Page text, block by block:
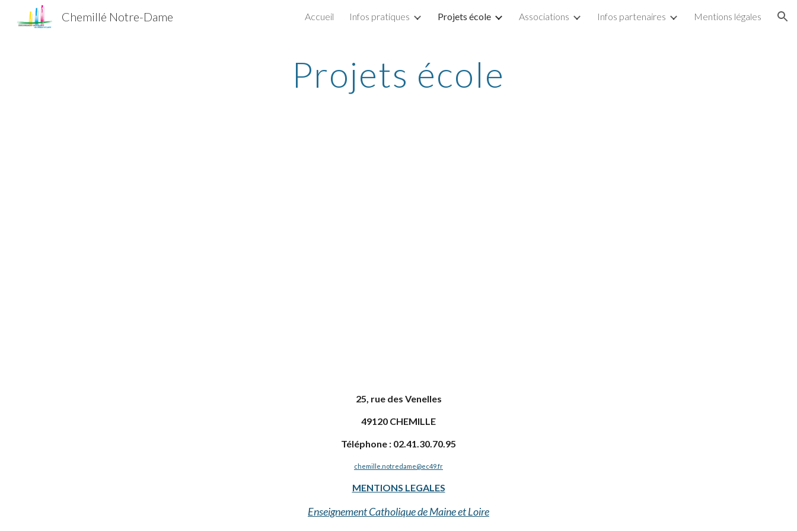
Skip to main content Skip to navigation
Chemillé Notre-Dame Accueil Infos pratiques Projets école Associations Infos partenaires Mentions légales
Projets école
25, rue des Venelles
49120 CHEMILLE
Téléphone : 02.41.30.70.95
chemille.notredame@ec49.fr
MENTIONS LEGALES
Enseignement Catholique de Maine et Loire